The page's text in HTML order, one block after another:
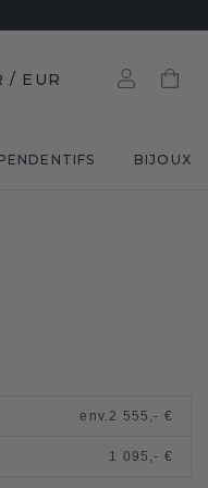
/ EUR
BIJOUX
env.2 555,- €
1 095,- €